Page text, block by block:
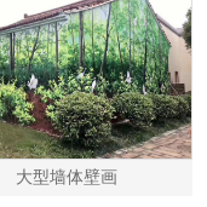
大型墙体壁画